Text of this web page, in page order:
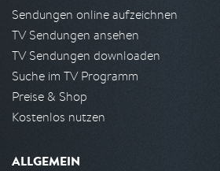
Sendungen online aufzeichnen
TV Sendungen ansehen
TV Sendungen downloaden
Suche im TV Programm
Preise & Shop
Kostenlos nutzen
ALLGEMEIN